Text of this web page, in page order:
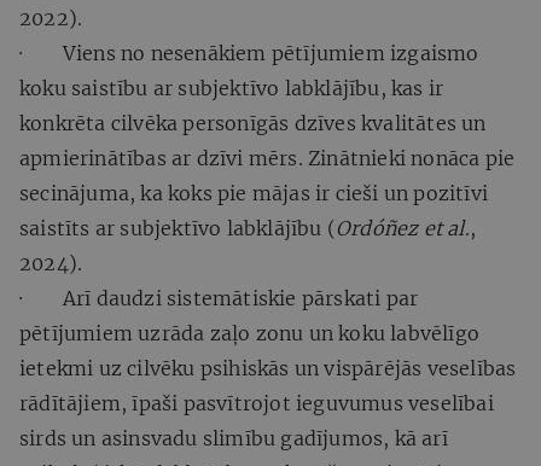
2022).
· Viens no nesenākiem pētījumiem izgaismo
koku saistību ar subjektīvo labklājību, kas ir
konkrēta cilvēka personīgās dzīves kvalitātes un
apmierinātības ar dzīvi mērs. Zinātnieki nonāca pie
secinājuma, ka koks pie mājas ir cieši un pozitīvi
saistīts ar subjektīvo labklājību (Ordóñez et al.,
2024).
· Arī daudzi sistemātiskie pārskati par
pētījumiem uzrāda zaļo zonu un koku labvēlīgo
ietekmi uz cilvēku psihiskās un vispārējās veselības
rādītājiem, īpaši pasvītrojot ieguvumus veselībai
sirds un asinsvadu slimību gadījumos, kā arī